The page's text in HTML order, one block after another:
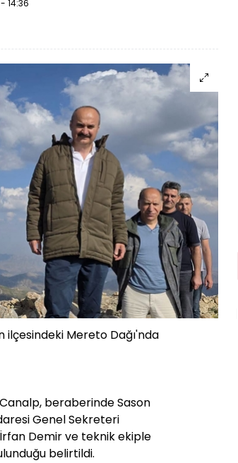
14:36
ilçesindeki Mereto Dağı'nda
beraberinde Sason
Genel Sekreteri
Demir ve teknik ekiple
belirtildi.